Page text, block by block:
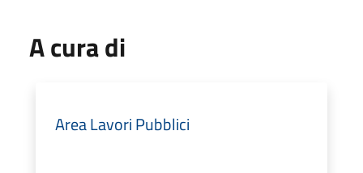
A cura di
Area Lavori Pubblici